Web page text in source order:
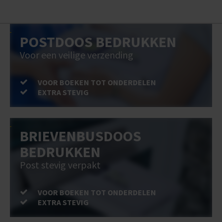
POSTDOOS BEDRUKKEN
Voor een veilige verzending
VOOR BOEKEN TOT ONDERDELEN
EXTRA STEVIG
BRIEVENBUSDOOS
BEDRUKKEN
Post stevig verpakt
VOOR BOEKEN TOT ONDERDELEN
EXTRA STEVIG